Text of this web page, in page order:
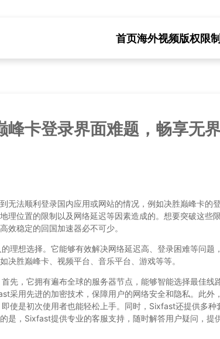
首页海外视频版权限制
峰卡登录界面难题，畅享无
无法顺利登录国内应用或网站的情况，例如决胜巅峰卡的
理位置的限制以及网络延迟等因素造成的。想要突破这些
效稳定的回国加速器必不可少。
理想选择。它能够有效解决网络延迟高、登录困难等问题
决胜巅峰卡、视频平台、音乐平台、游戏等等。
先，它拥有遍布全球的服务器节点，能够智能选择最佳线
采用先进的加密技术，保障用户的网络安全和隐私。此外，
使是初次使用者也能轻松上手。同时，Sixfast还提供多种
是，Sixfast提供专业的客服支持，随时解答用户疑问，提